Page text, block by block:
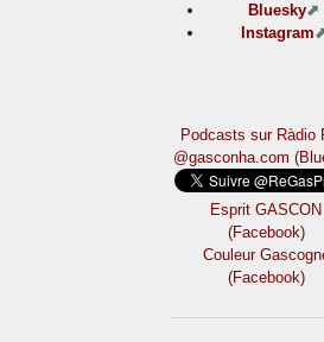
Bluesky
Instagram
Podcasts sur Ràdio
@gasconha.com
Esprit GASCON
(Facebook)
Couleur
(Facebook)